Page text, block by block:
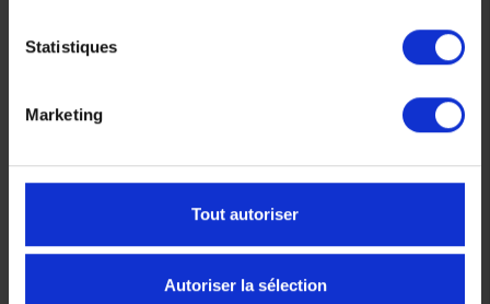
Statistiques
Marketing
Tout autoriser
Autoriser la sélection
Liquide de frein
Liquide de